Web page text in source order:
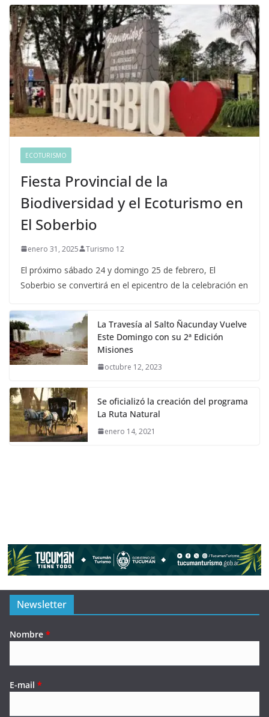
ECOTURISMO
Fiesta Provincial de la
Biodiversidad y el Ecoturismo en
El Soberbio
enero 31, 2025 Turismo 12
El próximo sábado 24 y domingo 25 de febrero, El
Soberbio se convertirá en el epicentro de la celebración en
La Travesía al Salto Ñacunday Vuelve
Este Domingo con su 2ª Edición
Misiones
octubre 12, 2023
Se oficializó la creación del programa
La Ruta Natural
enero 14, 2021
Newsletter
Nombre *
E-mail *